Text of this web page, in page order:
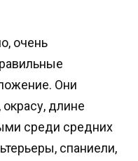
очень
Они
длине
среди средних
спаниели,